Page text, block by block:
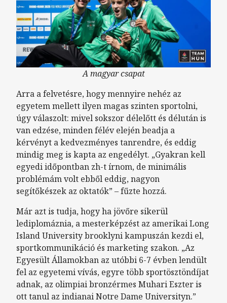
A magyar csapat
Arra a felvetésre, hogy mennyire nehéz az
egyetem mellett ilyen magas szinten sportolni,
úgy válaszolt: mivel sokszor délelőtt és délután is
van edzése, minden félév elején beadja a
kérvényt a kedvezményes tanrendre, és eddig
mindig meg is kapta az engedélyt. „Gyakran kell
egyedi időpontban zh-t írnom, de minimális
problémám volt ebből eddig, nagyon
segítőkészek az oktatók” – fűzte hozzá.
Már azt is tudja, hogy ha jövőre sikerül
lediplomáznia, a mesterképzést az amerikai Long
Island University brooklyni kampuszán kezdi el,
sportkommunikáció és marketing szakon. „Az
Egyesült Államokban az utóbbi 6-7 évben lendült
fel az egyetemi vívás, egyre több sportösztöndíjat
adnak, az olimpiai bronzérmes Muhari Eszter is
ott tanul az indianai Notre Dame Universityn.”